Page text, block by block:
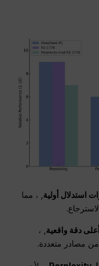
, ، مما
, ،
مصادر متعددة.